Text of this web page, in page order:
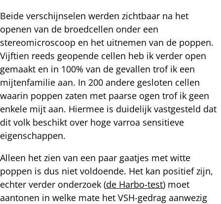
Beide verschijnselen werden zichtbaar na het
openen van de broedcellen onder een
stereomicroscoop en het uitnemen van de poppen.
Vijftien reeds geopende cellen heb ik verder open
gemaakt en in 100% van de gevallen trof ik een
mijtenfamilie aan. In 200 andere gesloten cellen
waarin poppen zaten met paarse ogen trof ik geen
enkele mijt aan. Hiermee is duidelijk vastgesteld dat
dit volk beschikt over hoge varroa sensitieve
eigenschappen.
Alleen het zien van een paar gaatjes met witte
poppen is dus niet voldoende. Het kan positief zijn,
echter verder onderzoek (de Harbo-test) moet
aantonen in welke mate het VSH-gedrag aanwezig